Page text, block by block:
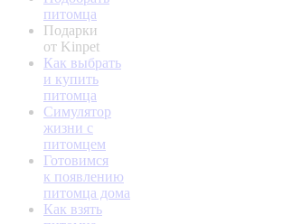
питомца
Подарки
от Kinpet
Как выбрать
и купить
питомца
Симулятор
жизни с
питомцем
Готовимся
к появлению
питомца дома
Как взять